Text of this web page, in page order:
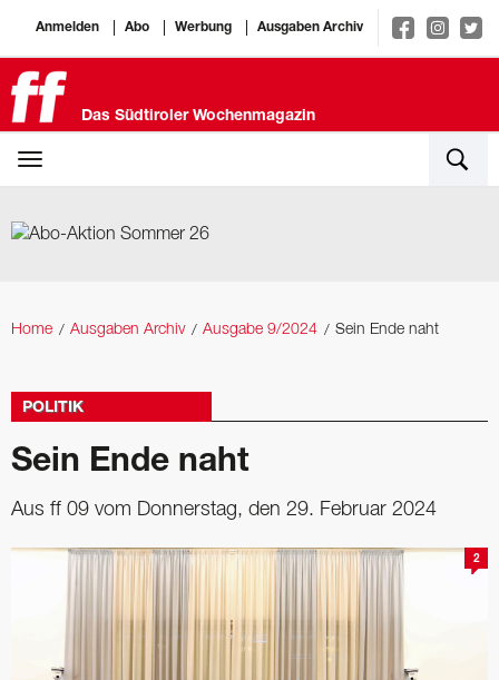
Anmelden Abo Werbung Ausgaben Archiv
Das Südtiroler Wochenmagazin
Home Ausgaben Archiv Ausgabe 9/2024 Sein Ende naht
POLITIK
Sein Ende naht
Aus ff 09 vom Donnerstag, den 29. Februar 2024
2